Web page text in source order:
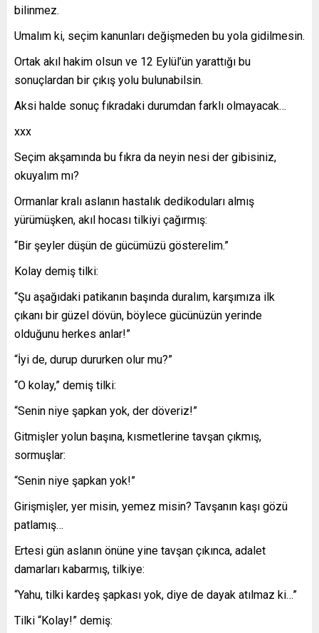
bilinmez.
Umalım ki, seçim kanunları değişmeden bu yola gidilmesin.
Ortak akıl hakim olsun ve 12 Eylül’ün yarattığı bu
sonuçlardan bir çıkış yolu bulunabilsin.
Aksi halde sonuç fıkradaki durumdan farklı olmayacak…
xxx
Seçim akşamında bu fıkra da neyin nesi der gibisiniz,
okuyalım mı?
Ormanlar kralı aslanın hastalık dedikoduları almış
yürümüşken, akıl hocası tilkiyi çağırmış:
“Bir şeyler düşün de gücümüzü gösterelim.”
Kolay demiş tilki:
“Şu aşağıdaki patikanın başında duralım, karşımıza ilk
çıkanı bir güzel dövün, böylece gücünüzün yerinde
olduğunu herkes anlar!”
“İyi de, durup dururken olur mu?”
“O kolay,” demiş tilki:
“Senin niye şapkan yok, der döveriz!”
Gitmişler yolun başına, kısmetlerine tavşan çıkmış,
sormuşlar:
“Senin niye şapkan yok!”
Girişmişler, yer misin, yemez misin? Tavşanın kaşı gözü
patlamış…
Ertesi gün aslanın önüne yine tavşan çıkınca, adalet
damarları kabarmış, tilkiye:
“Yahu, tilki kardeş şapkası yok, diye de dayak atılmaz ki…”
Tilki “Kolay!” demiş: